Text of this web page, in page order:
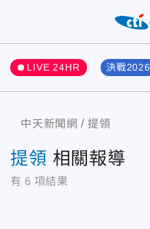
LIVE 24HR 決戰2026
中天新聞網 提領
提領 相關報導
有 6 項結果